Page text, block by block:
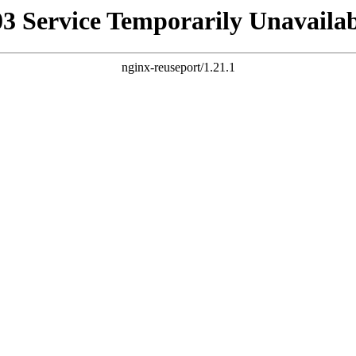
Service Temporarily
nginx-reuseport/1.21.1